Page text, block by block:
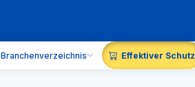
Branchenverzeichnis Effektiver Schutz